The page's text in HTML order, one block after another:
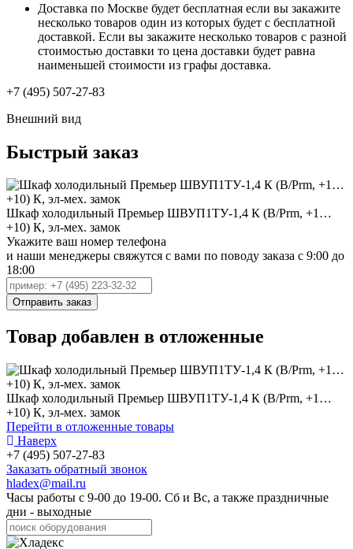
Доставка по Москве будет бесплатная если вы закажите
несколько товаров один из которых будет с бесплатной
доставкой. Если вы закажите несколько товаров с разной
стоимостью доставки то цена доставки будет равна
наименьшей стоимости из графы доставка.
+7 (495) 507-27-83
Внешний вид
Быстрый заказ
Шкаф холодильный Премьер ШВУП1ТУ-1,4 К (В/Prm, +1…
+10) К, эл-мех. замок
Укажите ваш номер телефона
и наши менеджеры свяжутся с вами по поводу заказа с 9:00 до
18:00
Товар добавлен в отложенные
Шкаф холодильный Премьер ШВУП1ТУ-1,4 К (В/Prm, +1…
+10) К, эл-мех. замок
Перейти в отложенные товары
Наверх
+7 (495) 507-27-83
Заказать обратный звонок
hladex@mail.ru
Часы работы с 9-00 до 19-00. Сб и Вс, а также праздничные
дни - выходные